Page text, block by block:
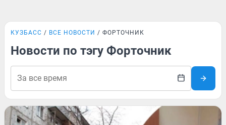
КУЗБАСС ВСЕ НОВОСТИ ФОРТОЧНИК
Новости по тэгу Форточник